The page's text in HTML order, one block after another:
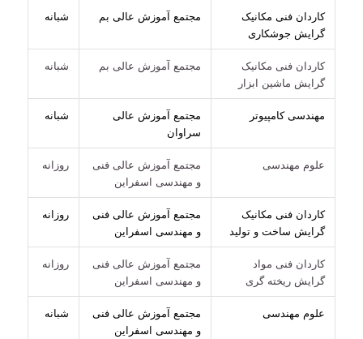
کاردان فنی مکانیک
گرایش جوشکاری
مجتمع آموزش عالی بم شبانه
کاردان فنی مکانیک
گرایش ماشین ابزار
مجتمع آموزش عالی بم شبانه
مهندسی کامپیوتر
مجتمع آموزش عالی
سراوان
شبانه
علوم مهندسی
مجتمع آموزش عالی فنی
و مهندسی اسفراین
روزانه
کاردان فنی مکانیک
گرایش ساخت و تولید
مجتمع آموزش عالی فنی
و مهندسی اسفراین
روزانه
کاردان فنی مواد
گرایش ریخته گری
مجتمع آموزش عالی فنی
و مهندسی اسفراین
روزانه
علوم مهندسی
مجتمع آموزش عالی فنی
و مهندسی اسفراین
شبانه